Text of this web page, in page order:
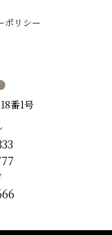
ポリシー
番1号